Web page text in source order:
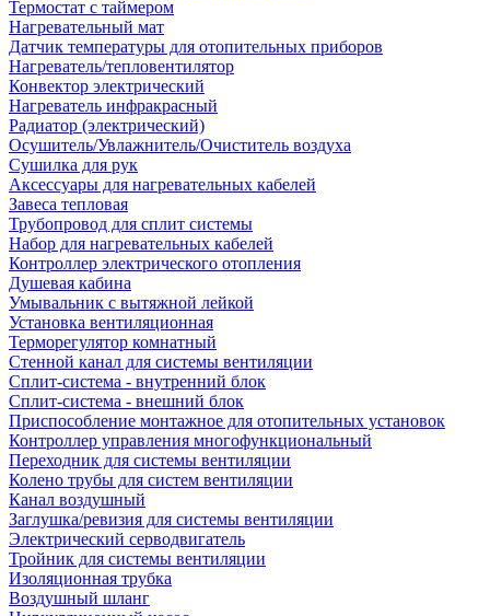
Термостат с таймером
Нагревательный мат
Датчик температуры для отопительных приборов
Нагреватель/тепловентилятор
Конвектор электрический
Нагреватель инфракрасный
Радиатор (электрический)
Осушитель/Увлажнитель/Очиститель воздуха
Сушилка для рук
Аксессуары для нагревательных кабелей
Завеса тепловая
Трубопровод для сплит системы
Набор для нагревательных кабелей
Контроллер электрического отопления
Душевая кабина
Умывальник с вытяжной лейкой
Установка вентиляционная
Терморегулятор комнатный
Стенной канал для системы вентиляции
Сплит-система - внутренний блок
Сплит-система - внешний блок
Приспособление монтажное для отопительных установок
Контроллер управления многофункциональный
Переходник для системы вентиляции
Колено трубы для систем вентиляции
Канал воздушный
Заглушка/ревизия для системы вентиляции
Электрический серводвигатель
Тройник для системы вентиляции
Изоляционная трубка
Воздушный шланг